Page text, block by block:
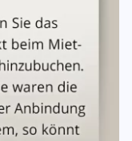
der
Grundsätzen einer
mit einer vom
von € 500,00
Mieter zu